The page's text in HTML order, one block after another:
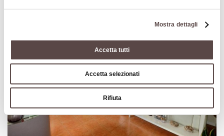
Mostra dettagli
Accetta tutti
Accetta selezionati
Rifiuta